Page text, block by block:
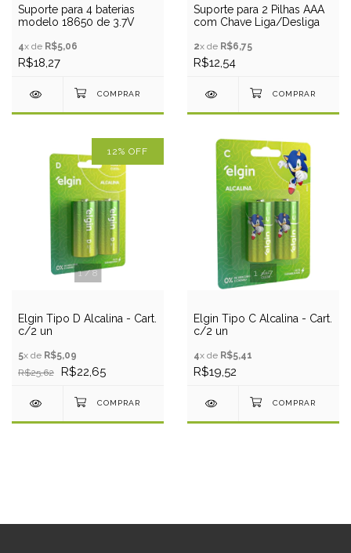
Suporte para 4 baterias
modelo 18650 de 3.7V
4x de R$5,06
R$18,27
Suporte para 2 Pilhas AAA
com Chave Liga/Desliga
2x de R$6,75
R$12,54
1/8
12% OFF
Elgin Tipo D Alcalina - Cart.
c/2 un
5x de R$5,09
R$25,62
R$22,65
1 /7
Elgin Tipo C Alcalina - Cart.
c/2 un
4x de R$5,41
R$19,52